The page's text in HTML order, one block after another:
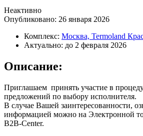
Неактивно
Опубликовано: 26 января 2026
Комплекс: Москва, Termoland
Актуально: до 2 февраля 2026
Описание:
Приглашаем принять участие в
предложений по выбору исполнителя.
В случае Вашей заинтересованности,
информацией можно на Электронной
B2B-Center.